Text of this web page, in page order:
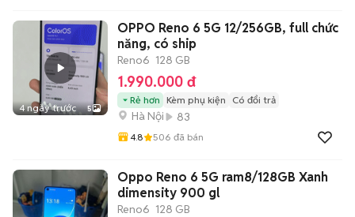
4 ngày trước 5
OPPO Reno 6 5G 12/256GB, full chức
năng, có ship
Reno6 128 GB
1.990.000 đ
Rẻ hơn Kèm phụ kiện Có đổi trả
Hà Nội 83
4.8 506 đã bán
Oppo Reno 6 5G ram8/128GB Xanh
dimensity 900 gl
Reno6 128 GB